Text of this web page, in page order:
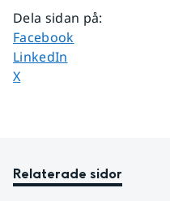
Dela sidan på:
Dela sidan på
Facebook
Dela sidan på
LinkedIn
Dela sidan på
X
Relaterade sidor